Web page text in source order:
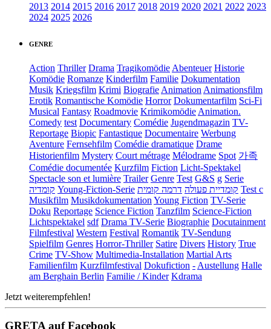
2013 2014 2015 2016 2017 2018 2019 2020 2021 2022 2023
2024 2025 2026
GENRE
Action Thriller Drama Tragikomödie Abenteuer Historie
Komödie Romanze Kinderfilm Familie Dokumentation
Musik Kriegsfilm Krimi Biografie Animation Animationsfilm
Erotik Romantische Komödie Horror Dokumentarfilm Sci-Fi
Musical Fantasy Roadmovie Krimikomödie Animation.
Comedy test Documentary Comédie Jugendmagazin TV-
Reportage Biopic Fantastique Documentaire Werbung
Aventure Fernsehfilm Comédie dramatique Drame
Historienfilm Mystery Court métrage Mélodrame Spot 가족
Comédie documentée Kurzfilm Fiction Licht-Spektakel
Spectacle son et lumière Trailer Genre Test G&S g Serie
קומדיה Young-Fiction-Serie קומדיית פעולה דרמה קומית
Test c
Musikfilm Musikdokumentation Young Fiction TV-Serie
Doku Reportage Science Fiction Tanzfilm Science-Fiction
Lichtspektakel sdf Drama TV-Serie Biographie Docutainment
Filmfestival Western Festival Romantik TV-Sendung
Spielfilm Genres Horror-Thriller Satire Divers History True
Crime TV-Show Multimedia-Installation Martial Arts
Familienfilm Kurzfilmfestival Dokufiction - Austellung Halle
am Berghain Berlin Familie / Kinder Kdrama
Jetzt weiterempfehlen!
GRETA auf Facebook